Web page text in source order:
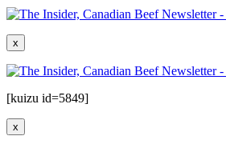
x
[kuizu id=5849]
x